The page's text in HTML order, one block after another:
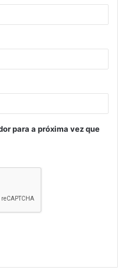
para a próxima vez que